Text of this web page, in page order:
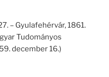
– Gyulafehérvár, 1861.
Tudományos
december 16.)